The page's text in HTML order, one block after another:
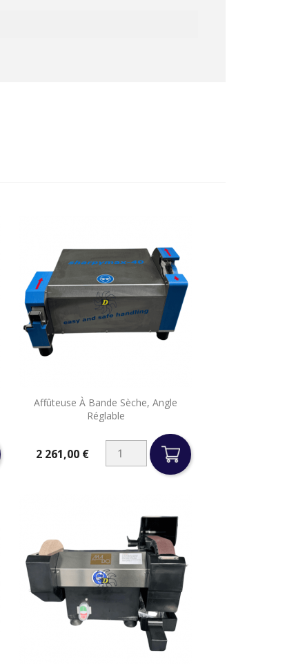
Affûteuse À Bande Sèche, Angle
Réglable
Prix2 261,00 €
Aperçu rapide